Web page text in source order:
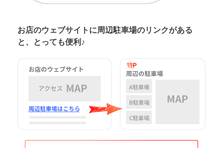
お店のウェブサイトに周辺駐車場のリンクがある
と、とっても便利♪